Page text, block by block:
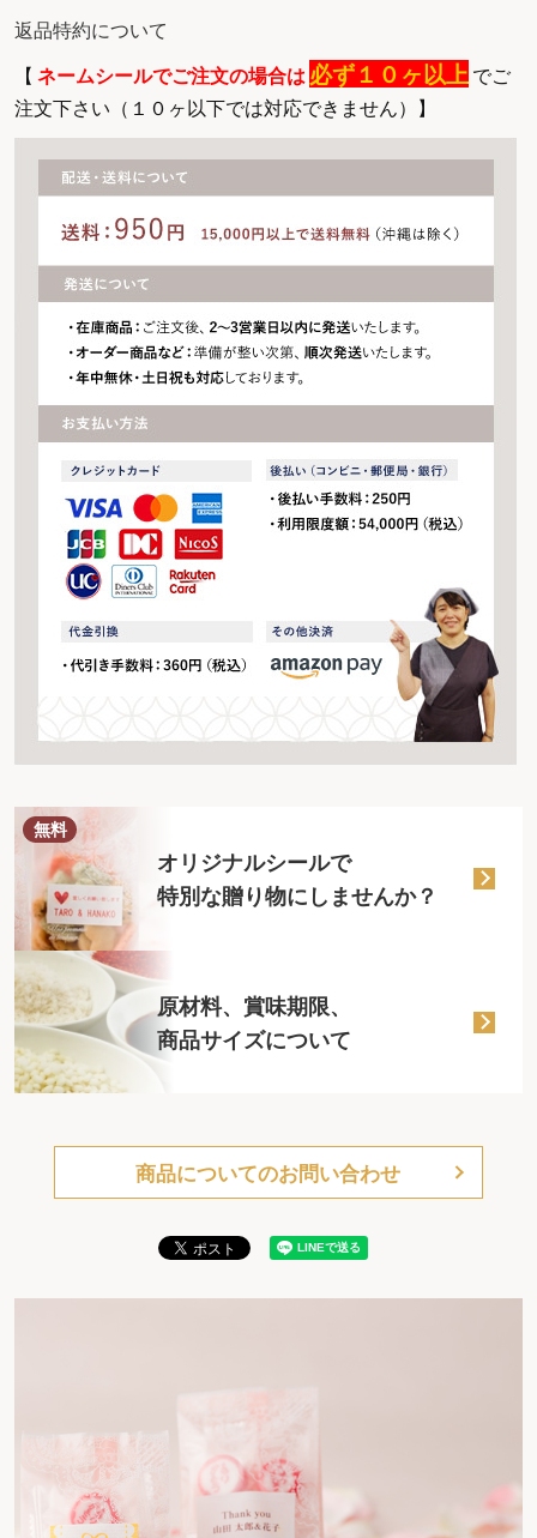
返品特約について
【 ネームシールでご注文の場合は 必ず１０ヶ以上 でご
注文下さい（１０ヶ以下では対応できません）】
無料
オリジナルシールで
特別な贈り物にしませんか？
原材料、賞味期限、
商品サイズについて
商品についてのお問い合わせ